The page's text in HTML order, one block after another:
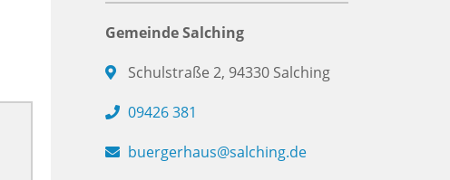
Gemeinde Salching
Schulstraße 2, 94330 Salching
09426 381
buergerhaus@salching.de